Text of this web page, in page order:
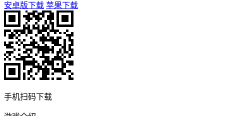
安卓版下载 苹果下载
手机扫码下载